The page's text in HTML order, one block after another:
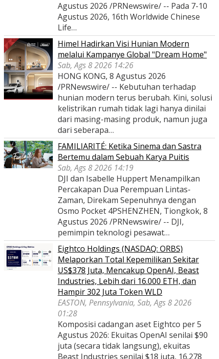
Agustus 2026 /PRNewswire/ -- Pada 7-10
Agustus 2026, 16th Worldwide Chinese
Life…
Himel Hadirkan Visi Hunian Modern
melalui Kampanye Global "Dream Home"
Sab, Ags 8 2026 14:26
HONG KONG, 8 Agustus 2026
/PRNewswire/ -- Kebutuhan terhadap
hunian modern terus berubah. Kini, solusi
kelistrikan rumah tidak lagi hanya dinilai
dari masing-masing produk, namun juga
dari seberapa…
FAMILIARITÉ: Ketika Sinema dan Sastra
Bertemu dalam Sebuah Karya Puitis
Sab, Ags 8 2026 14:19
DJI dan Isabelle Huppert Menampilkan
Percakapan Dua Perempuan Lintas-
Zaman, Direkam Sepenuhnya dengan
Osmo Pocket 4PSHENZHEN, Tiongkok, 8
Agustus 2026 /PRNewswire/ -- DJI,
pemimpin teknologi pesawat…
Eightco Holdings (NASDAQ: ORBS)
Melaporkan Total Kepemilikan Sekitar
US$378 Juta, Mencakup OpenAI, Beast
Industries, Lebih dari 16.000 ETH, dan
Hampir 302 Juta Token WLD
EASTON, Pennsylvania, Sab, Ags 8 2026
01:28
Komposisi cadangan aset Eightco per 5
Agustus 2026: Ekuitas OpenAI senilai $90
juta (secara tidak langsung), ekuitas
Beast Industries senilai $18 juta, 16.278